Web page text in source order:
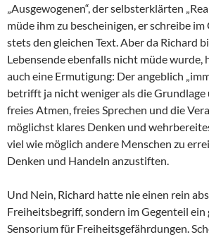
„Ausgewogenen“, der selbsterklärten
müde ihm zu bescheinigen, er schreibe
stets den gleichen Text. Aber da Richard
Lebensende ebenfalls nicht müde wurde,
auch eine Ermutigung: Der angeblich
betrifft ja nicht weniger als die Grundlage
freies Atmen, freies Sprechen und die
möglichst klares Denken und
viel wie möglich andere Menschen zu
Denken und Handeln anzustiften.
Und Nein, Richard hatte nie einen rein
Freiheitsbegriff, sondern im Gegenteil ein
Sensorium für Freiheitsgefährdungen.